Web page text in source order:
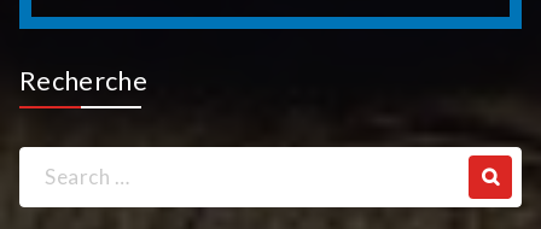
Recherche
Search
for: